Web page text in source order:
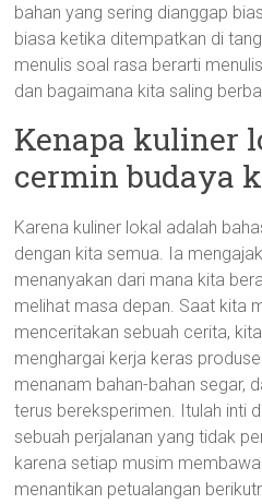
bahan yang sering dianggap
biasa ketika ditempatkan di
menulis soal rasa berarti
dan bagaimana kita saling
Kenapa kuliner
cermin budaya
Karena kuliner lokal adalah
dengan kita semua. Ia
menanyakan dari mana kita
melihat masa depan. Saat kita
menceritakan sebuah cerita,
menghargai kerja keras
menanam bahan-bahan segar,
terus bereksperimen. Itulah inti
sebuah perjalanan yang tidak
karena setiap musim
menantikan petualangan